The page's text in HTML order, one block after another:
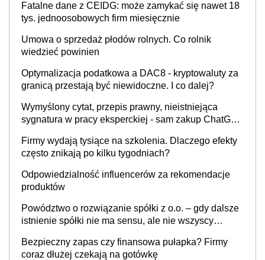
Fatalne dane z CEIDG: może zamykać się nawet 18
tys. jednoosobowych firm miesięcznie
Umowa o sprzedaż płodów rolnych. Co rolnik
wiedzieć powinien
Optymalizacja podatkowa a DAC8 - kryptowaluty za
granicą przestają być niewidoczne. I co dalej?
Wymyślony cytat, przepis prawny, nieistniejąca
sygnatura w pracy eksperckiej - sam zakup ChatGPT
Firmy wydają tysiące na szkolenia. Dlaczego efekty
często znikają po kilku tygodniach?
Odpowiedzialność influencerów za rekomendacje
produktów
Powództwo o rozwiązanie spółki z o.o. – gdy dalsze
istnienie spółki nie ma sensu, ale nie wszyscy
Bezpieczny zapas czy finansowa pułapka? Firmy
coraz dłużej czekają na gotówkę